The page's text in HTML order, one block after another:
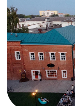
Воркшопы
Творческие
залы и
300
"под ключ"